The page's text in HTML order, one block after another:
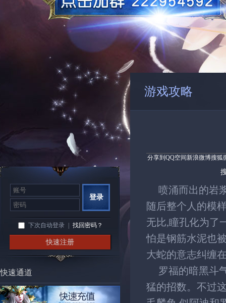
登录
下次自动登录 找回密码？
快速注册
快速通道
游戏攻略
分享到 QQ空间 新浪微博搜狐
喷涌而出的岩
随后整个人的模
无比,瞳孔化为了
怕是钢筋水泥也
大蛇的意志纠缠
罗福的暗黑斗
猛的招数。不过